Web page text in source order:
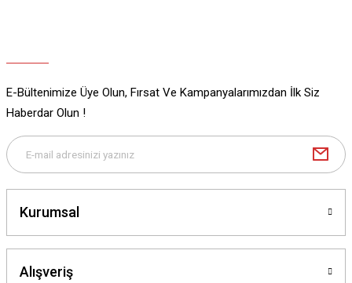
E-Bültenimize Üye Olun, Fırsat Ve Kampanyalarımızdan İlk Siz
Haberdar Olun !
Kurumsal
Alışveriş